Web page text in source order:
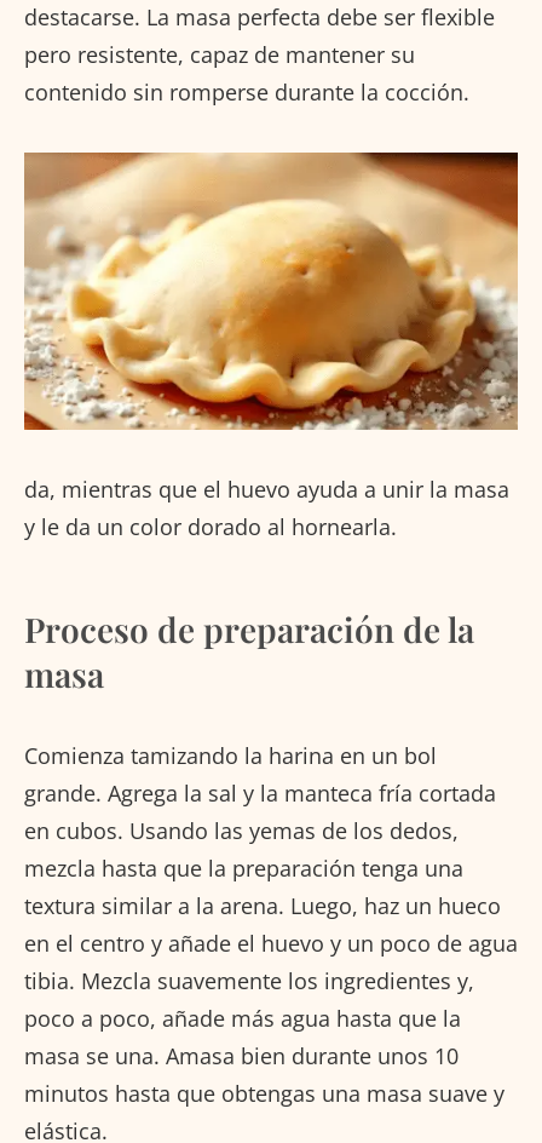
destacarse. La masa perfecta debe ser flexible
pero resistente, capaz de mantener su
contenido sin romperse durante la cocción.
da, mientras que el huevo ayuda a unir la masa
y le da un color dorado al hornearla.
Proceso de preparación de la
masa
Comienza tamizando la harina en un bol
grande. Agrega la sal y la manteca fría cortada
en cubos. Usando las yemas de los dedos,
mezcla hasta que la preparación tenga una
textura similar a la arena. Luego, haz un hueco
en el centro y añade el huevo y un poco de agua
tibia. Mezcla suavemente los ingredientes y,
poco a poco, añade más agua hasta que la
masa se una. Amasa bien durante unos 10
minutos hasta que obtengas una masa suave y
elástica.